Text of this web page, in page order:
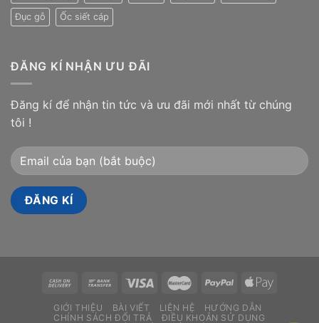
Đục gỗ Ốc siết cáp
ĐĂNG KÍ NHẬN ƯU ĐÃI
Đăng kí để nhận tin tức và ưu đãi mới nhất từ chúng
tôi !
GIỚI THIỆU BÀI VIẾT LIÊN HỆ
HƯỚNG DẪN
CHÍNH SÁCH ĐỔI TRẢ
ĐIỀU KHOẢN SỬ DỤNG